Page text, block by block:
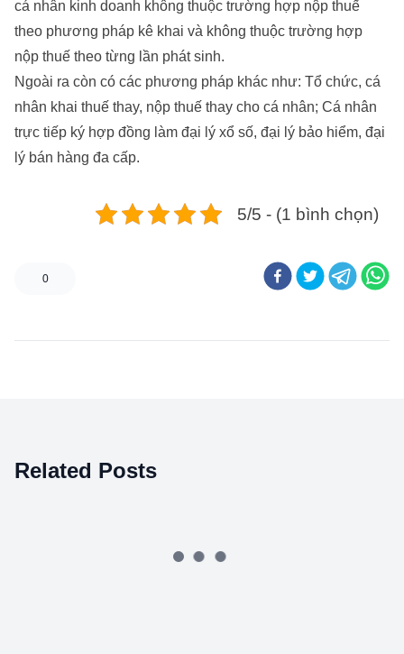
cá nhân kinh doanh không thuộc trường hợp nộp thuế
theo phương pháp kê khai và không thuộc trường hợp
nộp thuế theo từng lần phát sinh.
Ngoài ra còn có các phương pháp khác như: Tổ chức, cá
nhân khai thuế thay, nộp thuế thay cho cá nhân; Cá nhân
trực tiếp ký hợp đồng làm đại lý xổ số, đại lý bảo hiểm, đại
lý bán hàng đa cấp.
5/5 - (1 bình chọn)
0
Related Posts